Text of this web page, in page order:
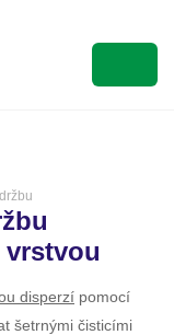
disperzí pomocí
šetrnými čisticími